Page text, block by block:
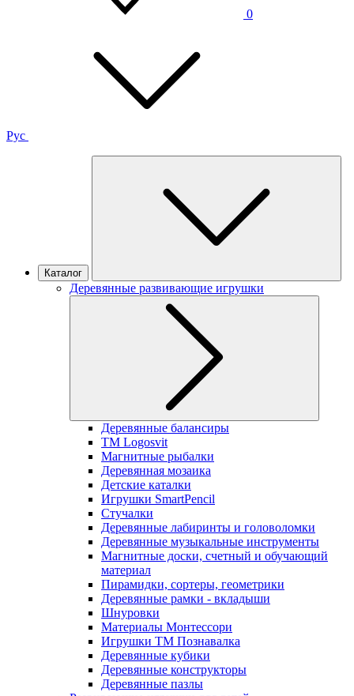
0
Рус
Каталог
Деревянные развивающие игрушки
Деревянные балансиры
TM Logosvit
Магнитные рыбалки
Деревянная мозаика
Детские каталки
Игрушки SmartPencil
Стучалки
Деревянные лабиринты и головоломки
Деревянные музыкальные инструменты
Магнитные доски, счетный и обучающий
материал
Пирамидки, сортеры, геометрики
Деревянные рамки - вкладыши
Шнуровки
Материалы Монтессори
Игрушки ТМ Познавалка
Деревянные кубики
Деревянные конструкторы
Деревянные пазлы